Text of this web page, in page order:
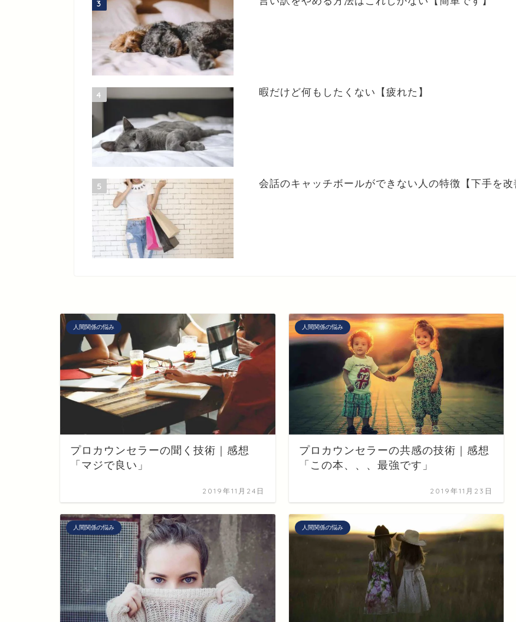
3
4 暇だけど何もしたくない【疲れた】
5 会話のキャッチボールができない人の特徴【下手を改
人間関係の悩み
プロカウンセラーの聞く技術｜感想
「マジで良い」
2019年11月24日
人間関係の悩み
プロカウンセラーの共感の技術｜感想
「この本、、、最強です」
2019年11月23日
人間関係の悩み 人間関係の悩み